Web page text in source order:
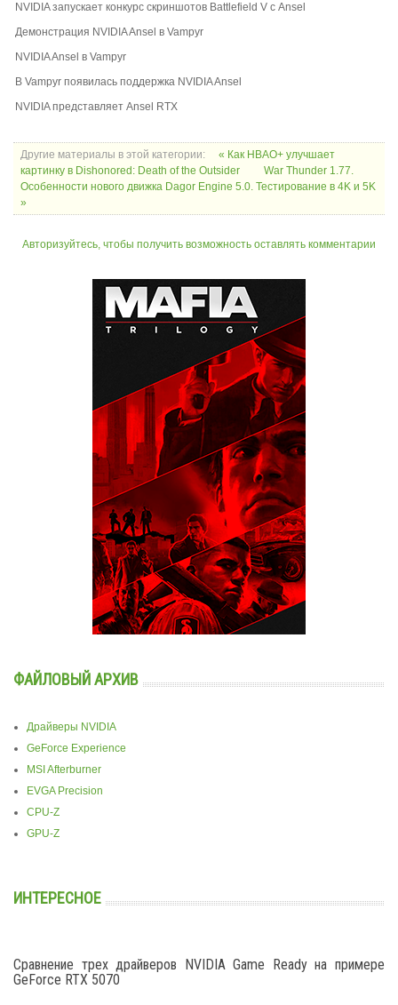
NVIDIA запускает конкурс скриншотов Battlefield V с Ansel
Демонстрация NVIDIA Ansel в Vampyr
NVIDIA Ansel в Vampyr
В Vampyr появилась поддержка NVIDIA Ansel
NVIDIA представляет Ansel RTX
Другие материалы в этой категории:
« Как HBAO+ улучшает
картинку в Dishonored: Death of the Outsider
War Thunder 1.77.
Особенности нового движка Dagor Engine 5.0. Тестирование в 4K и 5K
»
Авторизуйтесь, чтобы получить возможность оставлять комментарии
ФАЙЛОВЫЙ АРХИВ
Драйверы NVIDIA
GeForce Experience
MSI Afterburner
EVGA Precision
CPU-Z
GPU-Z
ИНТЕРЕСНОЕ
Сравнение трех драйверов NVIDIA Game Ready на примере
GeForce RTX 5070